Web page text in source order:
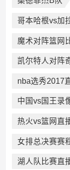
哥本哈根vs加
魔术对阵篮网
凯尔特人对阵
nba选秀2017
中国vs国王录
热火vs篮网直
女排总决赛赛
湖人队比赛直